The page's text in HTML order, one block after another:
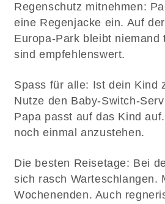
Regenschutz mitnehmen:
eine Regenjacke ein. Auf
Europa-Park bleibt
sind empfehlenswert.
Spass für alle: Ist dein Kind
Nutze den Baby-Switch-
Papa passt auf das Kind
noch einmal anzustehen.
Die besten Reisetage: Bei
sich rasch Warteschlangen.
Wochenenden. Auch